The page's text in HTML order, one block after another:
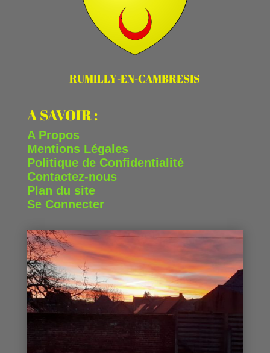
RUMILLY-EN-CAMBRESIS
A SAVOIR :
A Propos
Mentions Légales
Politique de Confidentialité
Contactez-nous
Plan du site
Se Connecter